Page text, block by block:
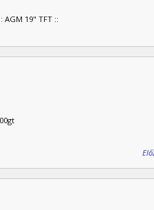
AGM 19" TFT ::